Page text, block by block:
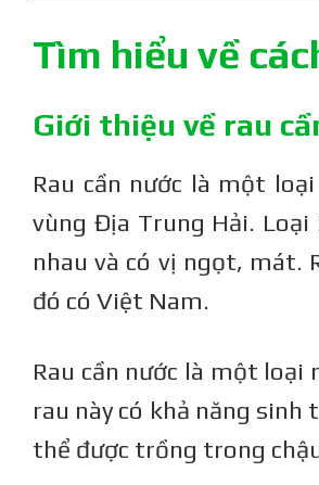
Đảm bảo chất lượng hạt
Kiểm tra định kỳ sự phát triển
bệnh kịp thời
Kết luận
Tìm hiểu về
Giới thiệu về rau
Rau cần nước là một
vùng Địa Trung Hải.
nhau và có vị ngọt, mát.
đó có Việt Nam.
Rau cần nước là một
rau này có khả năng sinh
thể được trồng trong